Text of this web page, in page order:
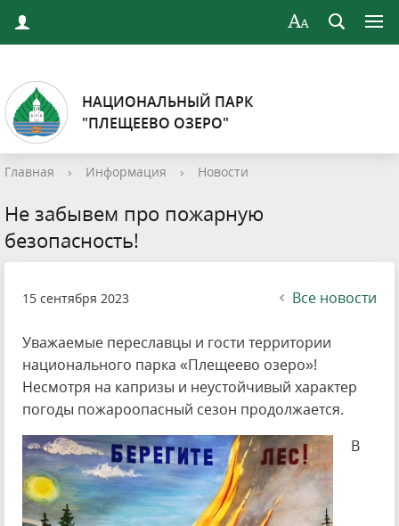
НАЦИОНАЛЬНЫЙ ПАРК
"ПЛЕЩЕЕВО ОЗЕРО"
Главная › Информация › Новости
Не забывем про пожарную
безопасность!
15 сентября 2023 Все новости
Уважаемые переславцы и гости территории
национального парка «Плещеево озеро»!
Несмотря на капризы и неустойчивый характер
погоды пожароопасный сезон продолжается.
В